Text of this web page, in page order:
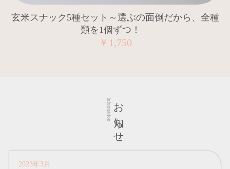
玄米スナック5種セット～選ぶの面倒だから、全種
類を1個ずつ！
￥1,750
お知らせ
Information
2023年3月